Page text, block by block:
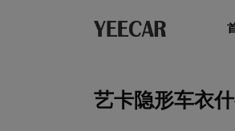
艺卡隐形车衣